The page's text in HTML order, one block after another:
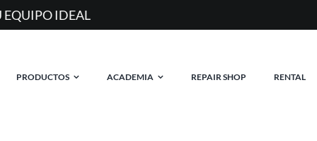
DE 20 AÑOS EQUIPANDO RIDERS EN
PRODUCTOS ACADEMIA REPAIR SHOP RENTAL